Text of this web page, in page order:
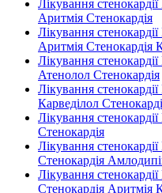
Лікування
Аритмія Стенокардія
Лікування
Аритмія Стенокардія
Лікування
Атенолол Стенокардія
Лікування
Карведілол
Лікування
Стенокардія
Лікування
Стенокардія
Лікування
Стенокардія Аритмія